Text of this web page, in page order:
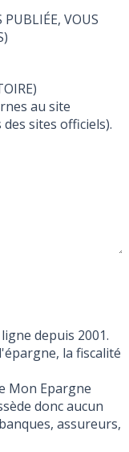
PUBLIÉE, VOUS
(OBLIGATOIRE)
au site
sites officiels).
depuis 2001.
la fiscalité
Mon Epargne
donc aucun
assureurs,